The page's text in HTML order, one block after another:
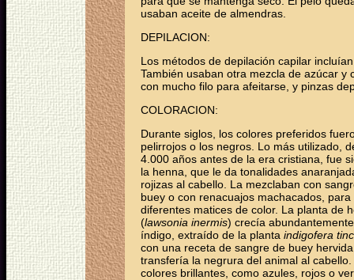
usaban aceite de almendras.
DEPILACION:
Los métodos de depilación capilar
También usaban otra mezcla de azúcar
con mucho filo para afeitarse, y pinzas
COLORACION:
Durante siglos, los colores preferidos
pelirrojos o los negros. Lo más utilizado,
4.000 años antes de la era cristiana, fue
la henna, que le da tonalidades
rojizas al cabello. La mezclaban con
buey o con renacuajos machacados, para
diferentes matices de color. La planta de
(lawsonia inermis) crecía
índigo, extraído de la planta indigofera
con una receta de sangre de buey
transfería la negrura del animal al
colores brillantes, como azules, rojos o